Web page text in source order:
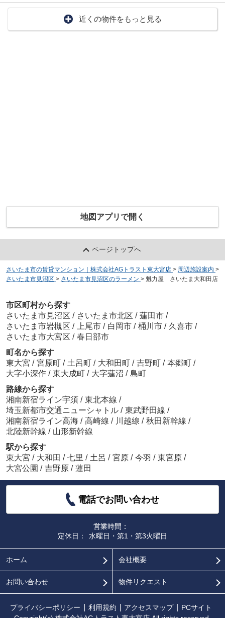
近くの物件をもっと見る
地図アプリで開く
ページトップへ
さいたま市の賃貸マンション｜株式会社AGトラスト東大宮店 > 周辺施設案内 >
さいたま市見沼区 > さいたま市見沼区のラーメン > 魁力屋 さいたま大和田店
市区町村から探す
さいたま市見沼区 / さいたま市北区 / 蓮田市 /
さいたま市岩槻区 / 上尾市 / 白岡市 / 桶川市 / 久喜市 /
さいたま市大宮区 / 春日部市
町名から探す
東大宮 / 宮原町 / 土呂町 / 大和田町 / 吉野町 / 本郷町 /
大字小深作 / 東大成町 / 大字蓮沼 / 島町
路線から探す
湘南新宿ライン宇須 / 東北本線 /
埼玉新都市交通ニューシャトル / 東武野田線 /
湘南新宿ライン高海 / 高崎線 / 川越線 / 秋田新幹線 /
北陸新幹線 / 山形新幹線
駅から探す
東大宮 / 大和田 / 七里 / 土呂 / 宮原 / 今羽 / 東宮原 /
大宮公園 / 吉野原 / 蓮田
電話でお問い合わせ
営業時間：
定休日：
水曜日・第1・第3火曜日
ホーム 会社概要
お問い合わせ 物件リクエスト
プライバシーポリシー 利用規約 アクセスマップ
PCサイト